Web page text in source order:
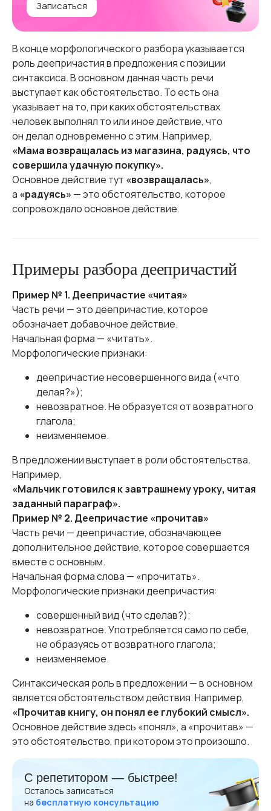
Записаться
В конце морфологического разбора указывается
роль деепричастия в предложения с позиции
синтаксиса. В основном данная часть речи
выступает как обстоятельство. То есть она
указывает на то, при каких обстоятельствах
человек выполнял то или иное действие, что
он делал одновременно с этим. Например,
«Мама возвращалась из магазина, радуясь, что
совершила удачную покупку».
Основное действие тут «возвращалась»,
а «радуясь» — это обстоятельство, которое
сопровождало основное действие.
Примеры разбора деепричастий
Пример № 1. Деепричастие «читая»
Часть речи — это деепричастие, которое
обозначает добавочное действие.
Начальная форма — «читать».
Морфологические признаки:
деепричастие несовершенного вида («что
делая?»);
невозвратное. Не образуется от возвратного
глагола;
неизменяемое.
В предложении выступает в роли обстоятельства.
Например,
«Мальчик готовился к завтрашнему уроку, читая
заданный параграф».
Пример № 2. Деепричастие «прочитав»
Часть речи — деепричастие, обозначающее
дополнительное действие, которое совершается
вместе с основным.
Начальная форма слова — «прочитать».
Морфологические признаки деепричастия:
совершенный вид (что сделав?);
невозвратное. Употребляется само по себе,
не образуясь от возвратного глагола;
неизменяемое.
Синтаксическая роль в предложении — в основном
является обстоятельством действия. Например,
«Прочитав книгу, он понял ее глубокий смысл».
Основное действие здесь «понял», а «прочитав» —
это обстоятельство, при котором это произошло.
С репетитором — быстрее!
Осталось записаться
на бесплатную консультацию